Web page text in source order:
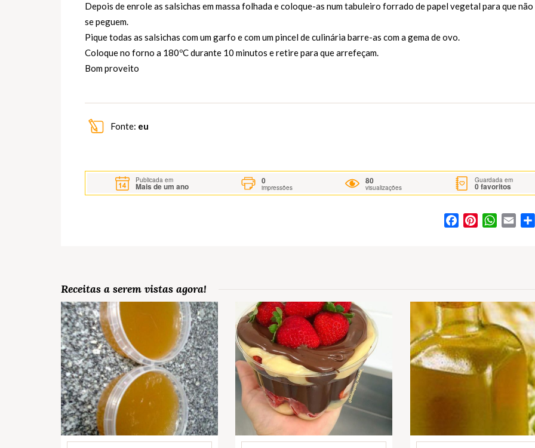
Depois de enrole as salsichas em massa folhada e coloque-as num tabuleiro forrado de papel vegetal para que não
se peguem.
Pique todas as salsichas com um garfo e com um pincel de culinária barre-as com a gema de ovo.
Coloque no forno a 180ºC durante 10 minutos e retire para que arrefeçam.
Bom proveito
Fonte: eu
Publicada em
Mais de um ano
0
impressões
80
visualizações
Guardada em
0favoritos
FacebookPinterestWhatsApp
Email
Receitas a serem vistas agora!